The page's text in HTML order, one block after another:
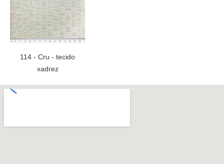
114 - Cru - tecido
xadrez